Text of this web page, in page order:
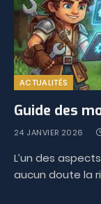
ACTUALITÉS
Guide des
24 JANVIER 2026
L’un des
aucun doute la